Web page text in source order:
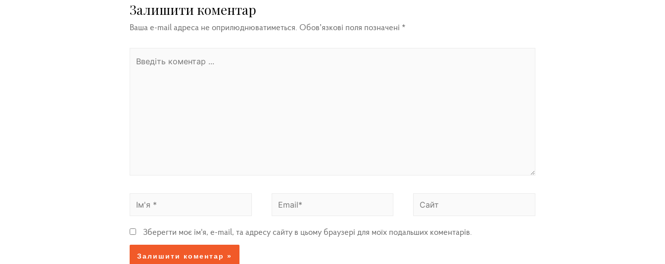
Залишити коментар
Ваша e-mail адреса не оприлюднюватиметься. Обов’язкові поля позначені *
Зберегти моє ім'я, e-mail, та адресу сайту в цьому браузері для моїх подальших коментарів.